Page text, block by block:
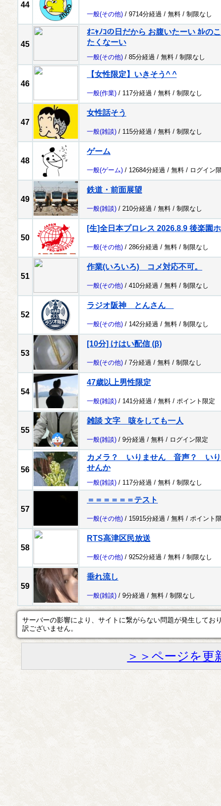
44
一般(その他) / 9714分経過 / 無料 / 制限なし
45
ｵﾆｬﾉｺの日だから お腹いたーい ｶﾚの
たくなーい
一般(その他) / 85分経過 / 無料 / 制限なし
46
【女性限定】いきそう^ ^
一般(作業) / 117分経過 / 無料 / 制限なし
47
女性話そう
一般(雑談) / 115分経過 / 無料 / 制限なし
48
ゲーム
一般(ゲーム) / 12684分経過 / 無料 / ログイン
49
鉄道・前面展望
一般(雑談) / 210分経過 / 無料 / 制限なし
50
[生]全日本プロレス 2026.8.9 後楽園
一般(その他) / 286分経過 / 無料 / 制限なし
51
作業(いろいろ) コメ対応不可。
一般(その他) / 410分経過 / 無料 / 制限なし
52
ラジオ阪神 とんさん
一般(その他) / 142分経過 / 無料 / 制限なし
53
[10分] けはい配信 (β)
一般(その他) / 7分経過 / 無料 / 制限なし
54
47歳以上男性限定
一般(雑談) / 141分経過 / 無料 / ポイント限定
55
雑談 文字 咳をしても一人
一般(雑談) / 9分経過 / 無料 / ログイン限定
56
カメラ？ いりません 音声？ いり
せんか
一般(雑談) / 117分経過 / 無料 / 制限なし
57
＝＝＝＝＝＝テスト
一般(その他) / 15915分経過 / 無料 / ポイント
58
RTS高津区民放送
一般(その他) / 9252分経過 / 無料 / 制限なし
59
垂れ流し
一般(雑談) / 9分経過 / 無料 / 制限なし
サーバーの影響により、サイトに繋がらない問題が発生してお
訳ございません。
＞＞ページを更